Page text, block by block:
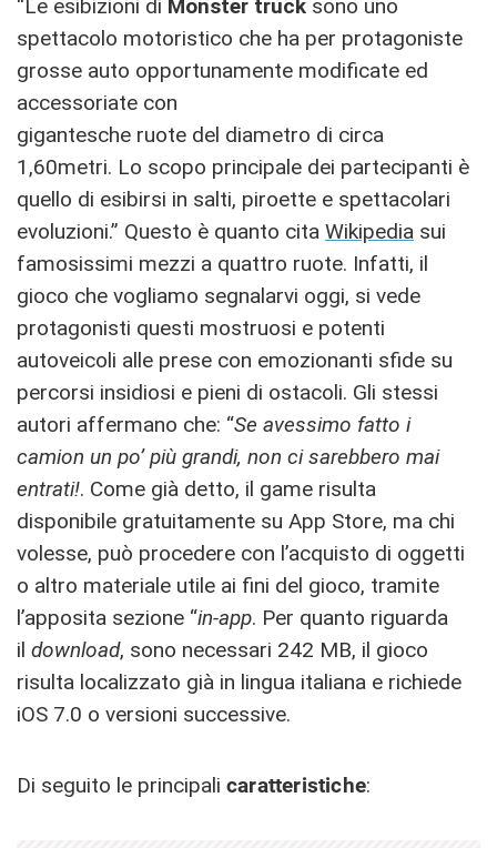
“Le esibizioni di Monster truck sono uno
spettacolo motoristico che ha per protagoniste
grosse auto opportunamente modificate ed
accessoriate con
gigantesche ruote del diametro di circa
1,60metri. Lo scopo principale dei partecipanti è
quello di esibirsi in salti, piroette e spettacolari
evoluzioni.” Questo è quanto cita Wikipedia sui
famosissimi mezzi a quattro ruote. Infatti, il
gioco che vogliamo segnalarvi oggi, si vede
protagonisti questi mostruosi e potenti
autoveicoli alle prese con emozionanti sfide su
percorsi insidiosi e pieni di ostacoli. Gli stessi
autori affermano che: “Se avessimo fatto i
camion un po’ più grandi, non ci sarebbero mai
entrati!. Come già detto, il game risulta
disponibile gratuitamente su App Store, ma chi
volesse, può procedere con l’acquisto di oggetti
o altro materiale utile ai fini del gioco, tramite
l’apposita sezione “in-app. Per quanto riguarda
il download, sono necessari 242 MB, il gioco
risulta localizzato già in lingua italiana e richiede
iOS 7.0 o versioni successive.
Di seguito le principali caratteristiche: